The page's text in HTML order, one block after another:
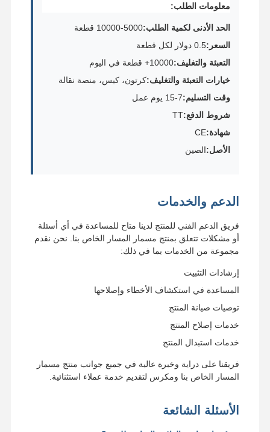
معلومات الطلب:
الحد الأدنى لكمية الطلب:5000-10000 قطعة
السعر:0.5 دولار لكل قطعة
التعبئة والتغليف:10000+ قطعة في اليوم
خيارات التعبئة والتغليف:كرتون، كيس، منصة نقالة
وقت التسليم:7-15 يوم عمل
شروط الدفع:TT
شهادة:CE
الأصل:الصين
الدعم والخدمات
فريق الدعم الفني للمنتج لدينا متاح للمساعدة في أي أسئلة
أو مشكلات تتعلق بمنتج مسمار المسار الخاص بنا. نحن نقدم
مجموعة من الخدمات بما في ذلك:
إرشادات التثبيت
المساعدة في استكشاف الأخطاء وإصلاحها
توصيات صيانة المنتج
خدمات إصلاح المنتج
خدمات استبدال المنتج
فريقنا على دراية وخبرة عالية في جميع جوانب منتج مسمار
المسار الخاص بنا ومكرس لتقديم خدمة عملاء استثنائية.
الأسئلة الشائعة